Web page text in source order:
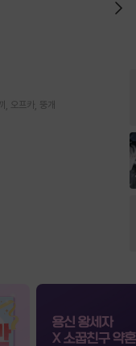
, 오프카, 뚱개